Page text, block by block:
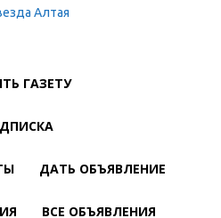
ГАЗЕТУ
ДАТЬ ОБЪЯВЛЕНИЕ
ВСЕ ОБЪЯВЛЕНИЯ